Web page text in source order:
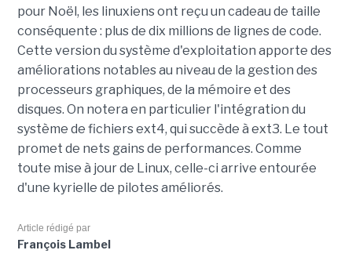
pour Noël, les linuxiens ont reçu un cadeau de taille
conséquente : plus de dix millions de lignes de code.
Cette version du système d'exploitation apporte des
améliorations notables au niveau de la gestion des
processeurs graphiques, de la mémoire et des
disques. On notera en particulier l'intégration du
système de fichiers ext4, qui succède à ext3. Le tout
promet de nets gains de performances. Comme
toute mise à jour de Linux, celle-ci arrive entourée
d'une kyrielle de pilotes améliorés.
Article rédigé par
François Lambel